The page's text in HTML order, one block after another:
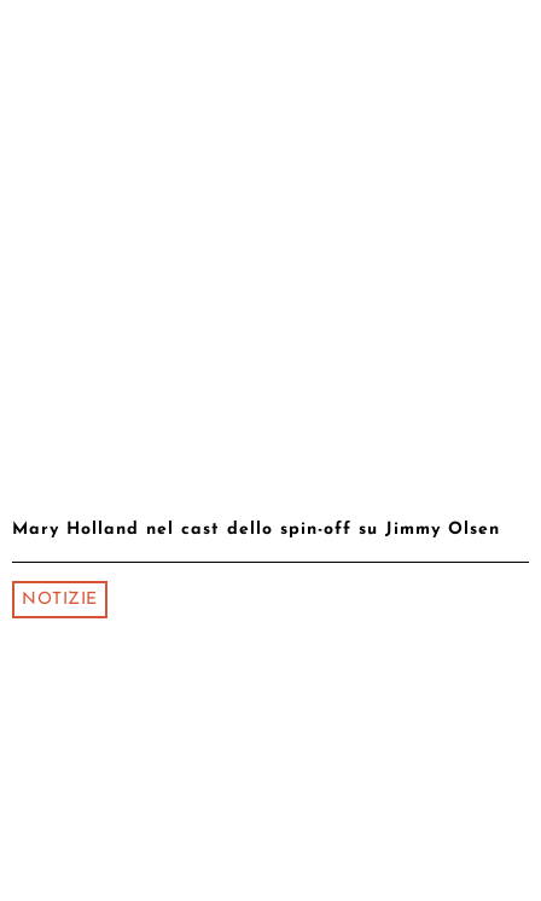
Mary Holland nel cast dello spin-off su Jimmy Olsen
NOTIZIE